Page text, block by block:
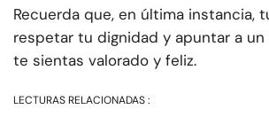
Recuerda que, en última instancia,
respetar tu dignidad y apuntar a
te sientas valorado y feliz.
LECTURAS RELACIONADAS :